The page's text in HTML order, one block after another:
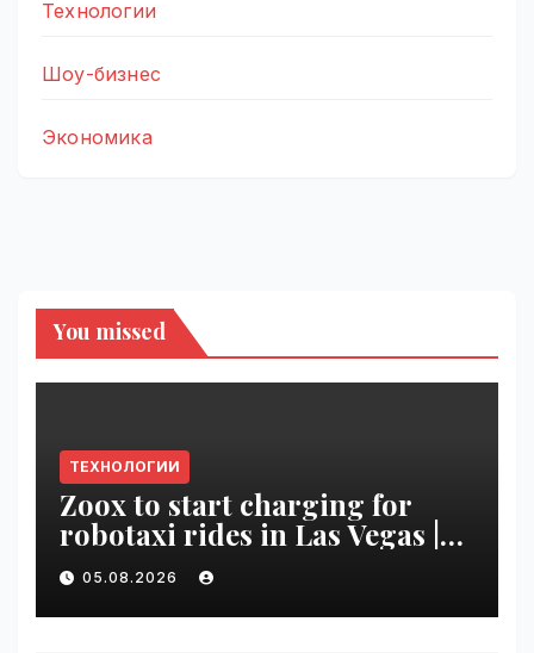
Технологии
Шоу-бизнес
Экономика
You missed
ТЕХНОЛОГИИ
Zoox to start charging for
robotaxi rides in Las Vegas |
VseTime.ru
05.08.2026